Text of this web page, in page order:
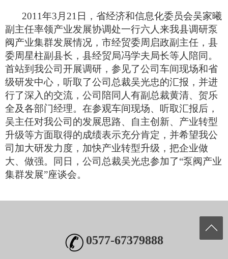
2011年3 月21日，省经济和信息化委员会吴家曦
副主任率领产业发展协调处一行六人来我县调研泵
阀产业集群发展情况，市经贸委周启政副主任，县
委周星柱副县长，县经贸局冯学夫局长等人陪同。
首站到我公司开展调研，参见了公司车间现场和省
级研发中心，听取了公司总裁吴光忠的汇报，并进
行了深入的交流，公司陪同人有副总裁黄清、贺乐
全及各部门经理。在参观车间现场、听取汇报后，
吴主任对我公司的发展思路、自主创新、产业转型
升级等方面取得的成绩表示充分肯定，并希望我公
司加大研发力度，加快产业转型升级，把企业做
大、做强。同日，公司总裁吴光忠参加了“泵阀产业
集群发展”座谈会。
0577-67379888